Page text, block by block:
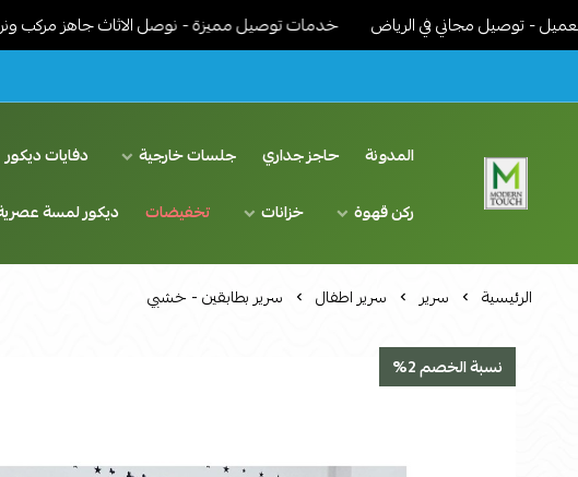
مجاني في الرياض خدمات توصيل مميزة - نوصل الاثاث جاهز مركب ونرتبة
اثاث مودرن لمسة عصرية
المدونة حاجز جداري جلسات خارجية دفايات ديكور
ركن قهوة
خزانات تخفيضات ديكور لمسة
الرئيسية سرير سرير اطفال سرير بطابقين - خشبي
نسبة الخصم 2%